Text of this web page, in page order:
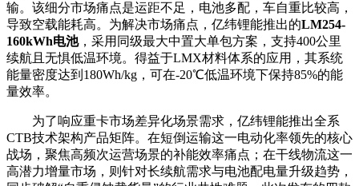
输。该细分市场痛点是运距不足，电池多配，车自重比较高，
导致空载能耗高。为解决市场痛点，亿纬锂能推出的LM254-
160kWh电池，采用同级最大中置大单包方案，支持400公里
续航且无惧低温环境。得益于LMX材料体系的应用，其系统
能量密度达到180Wh/kg，可在-20℃低温环境下保持85%的能
量效率。
为了响应重卡市场差异化场景需求，亿纬锂能推出全系
CTB技术架构产品矩阵。在短倒运输这一电动化率领先的核心
战场，聚焦高频次运营场景的补能效率痛点；在干线物流这一
高潜力增量市场，则针对长续航需求与电池配电量升级趋势，